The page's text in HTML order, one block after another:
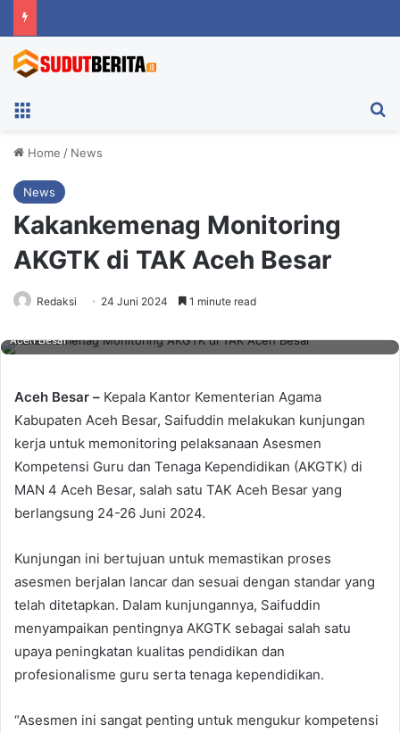
Home / News
News
Kakankemenag Monitoring
AKGTK di TAK Aceh Besar
Redaksi 24 Juni 2024 1 minute read
Aceh Besar
Aceh Besar – Kepala Kantor Kementerian Agama
Kabupaten Aceh Besar, Saifuddin melakukan kunjungan
kerja untuk memonitoring pelaksanaan Asesmen
Kompetensi Guru dan Tenaga Kependidikan (AKGTK) di
MAN 4 Aceh Besar, salah satu TAK Aceh Besar yang
berlangsung 24-26 Juni 2024.
Kunjungan ini bertujuan untuk memastikan proses
asesmen berjalan lancar dan sesuai dengan standar yang
telah ditetapkan. Dalam kunjungannya, Saifuddin
menyampaikan pentingnya AKGTK sebagai salah satu
upaya peningkatan kualitas pendidikan dan
profesionalisme guru serta tenaga kependidikan.
“Asesmen ini sangat penting untuk mengukur kompetensi